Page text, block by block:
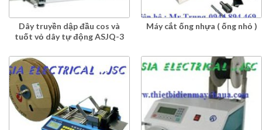
Dây truyền dập đầu cos và
tuốt vỏ dây tự động ASJQ-3
Máy cắt ống nhựa ( ống nhỏ )